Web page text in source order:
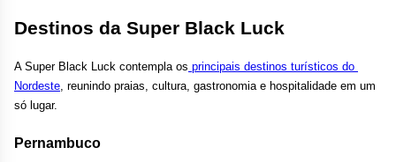
Destinos da Super Black Luck
A Super Black Luck contempla os principais destinos turísticos do
Nordeste, reunindo praias, cultura, gastronomia e hospitalidade em um
só lugar.
Pernambuco